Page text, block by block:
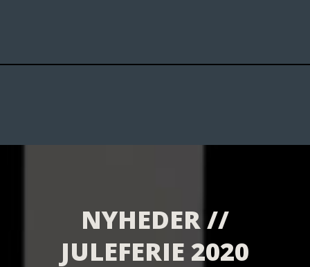
NYHEDER //
JULEFERIE 2020